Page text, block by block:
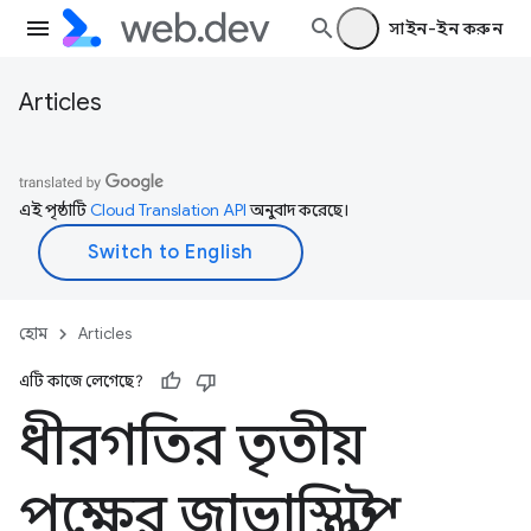
সাইন-ইন করুন
Articles
এই পৃষ্ঠাটিCloud Translation APIঅনুবাদ করেছে।
হোম Articles
এটি কাজে লেগেছে?
ধীরগতির তৃতীয়
পক্ষের জাভাস্ক্রিপ্ট